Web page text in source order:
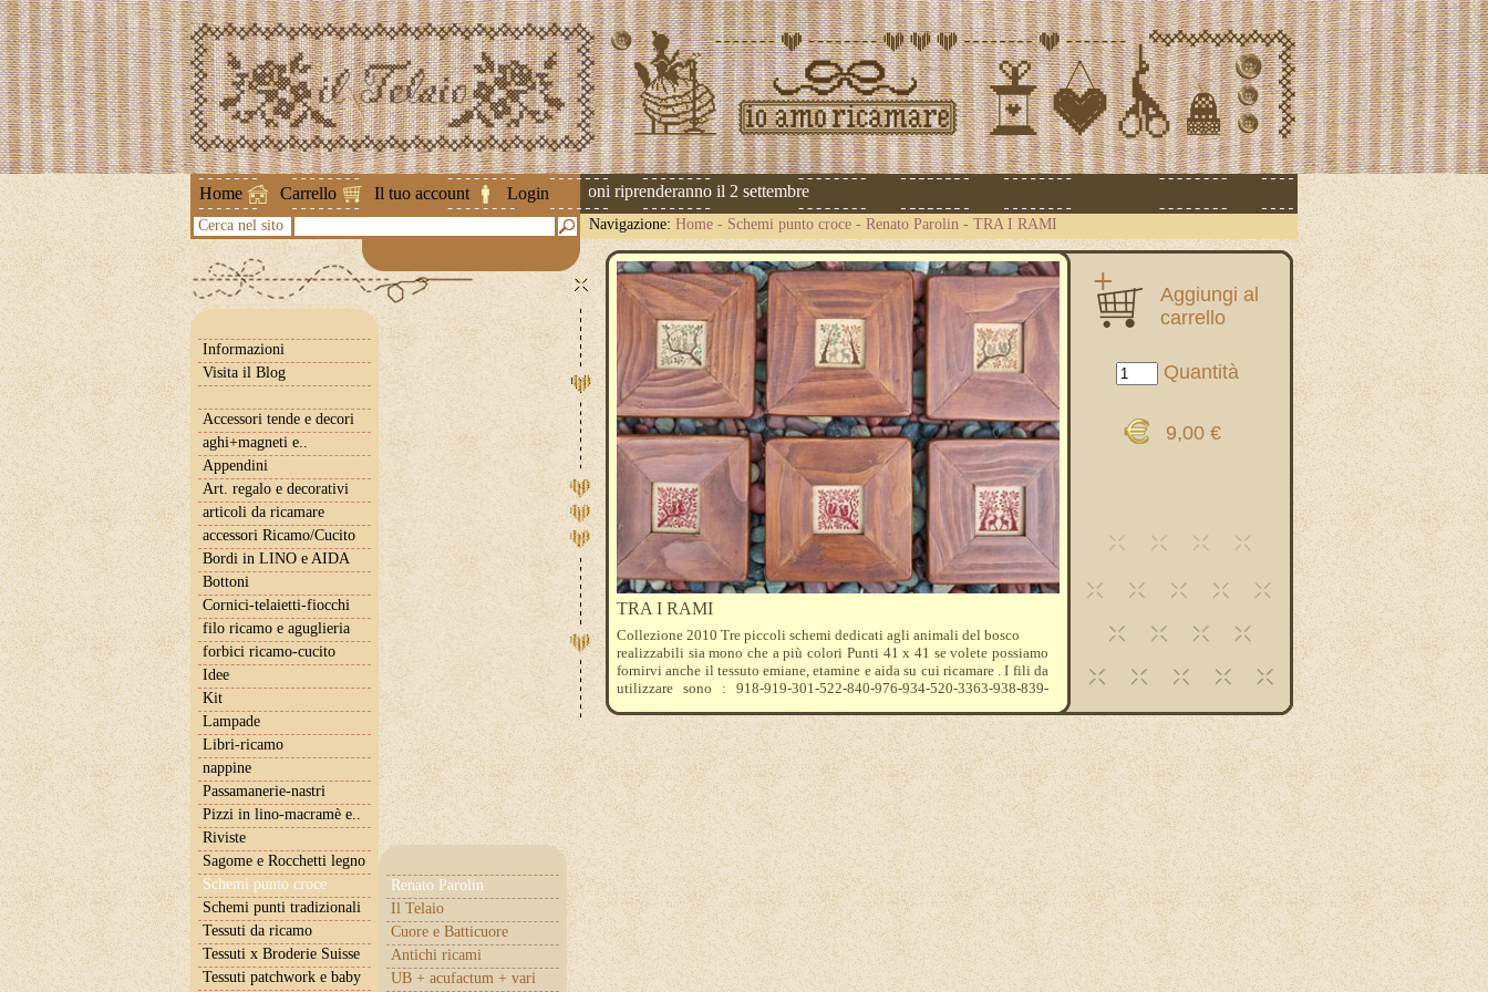
Home Carrello Il tuo account Login
Attenzione ! Le spedizioni riprenderanno il 2 settembre
Cerca nel sito Navigazione: Home - Schemi punto croce - Renato Parolin - TRA I RAMI
Informazioni
Visita il Blog
Accessori tende e decori
aghi+magneti e..
Appendini
Art. regalo e decorativi
articoli da ricamare
accessori Ricamo/Cucito
Bordi in LINO e AIDA
Bottoni
Cornici-telaietti-fiocchi
filo ricamo e aguglieria
forbici ricamo-cucito
Idee
Kit
Lampade
Libri-ricamo
nappine
Passamanerie-nastri
Pizzi in lino-macramè e..
Riviste
Sagome e Rocchetti legno
Schemi punto croce
Renato Parolin
Il Telaio
Cuore e Batticuore
Antichi ricami
UB + acufactum + vari
Schemi punti tradizionali
Tessuti da ricamo
Tessuti x Broderie Suisse
Tessuti patchwork e baby
Aggiungi al
carrello
Quantità
9,00 €
TRA I RAMI
Collezione 2010 Tre piccoli schemi dedicati agli animali del bosco
realizzabili sia mono che a più colori Punti 41 x 41 se volete possiamo
fornirvi anche il tessuto emiane, etamine e aida su cui ricamare . I fili da
utilizzare sono : 918-919-301-522-840-976-934-520-3363-938-839-